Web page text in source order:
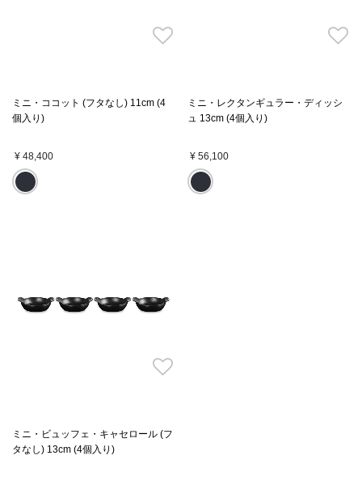
ミニ・ココット (フタなし) 11cm (4
個入り)
¥ 48,400
ミニ・レクタンギュラー・ディッシ
ュ 13cm (4個入り)
¥ 56,100
ミニ・ビュッフェ・キャセロール (フ
タなし) 13cm (4個入り)